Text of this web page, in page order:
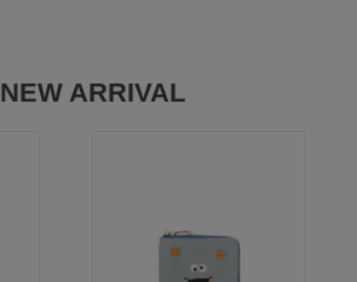
NEW ARRIVAL